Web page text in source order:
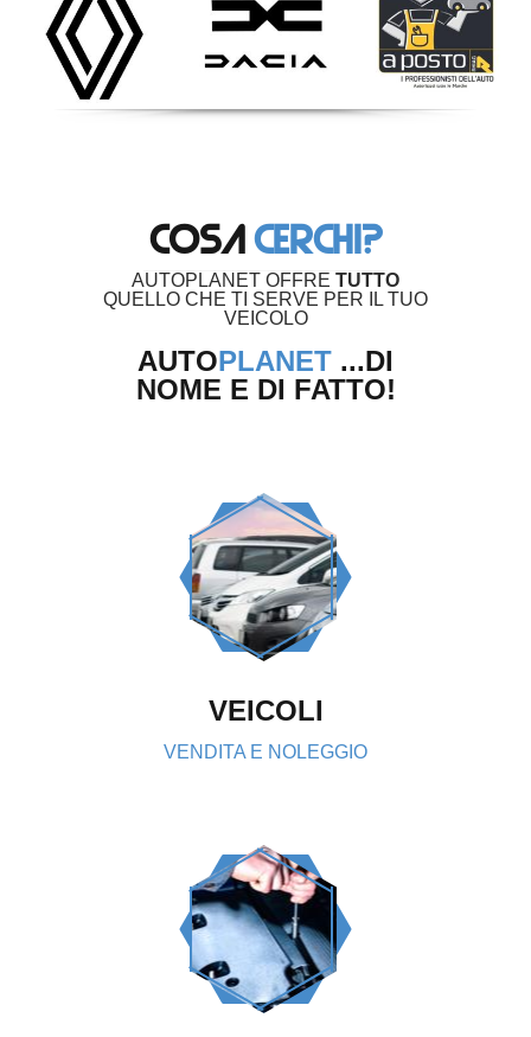
COSACERCHI?
AUTOPLANET OFFRE TUTTO
QUELLO CHE TI SERVE PER IL TUO
VEICOLO
AUTOPLANET ...DI
NOME E DI FATTO!
VEICOLI
VENDITA E NOLEGGIO